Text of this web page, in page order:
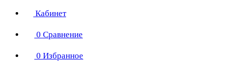
Кабинет
0 Сравнение
0 Избранное